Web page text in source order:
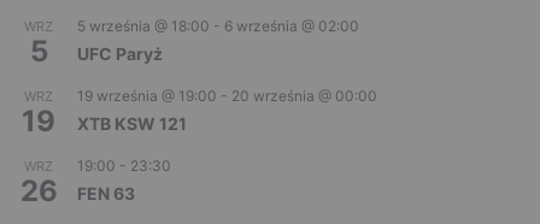
WRZ
5
5 września @ 18:00 - 6 września @ 02:00
UFC Paryż
WRZ
19
19 września @ 19:00 - 20 września @ 00:00
XTB KSW 121
WRZ
26
19:00 - 23:30
FEN 63